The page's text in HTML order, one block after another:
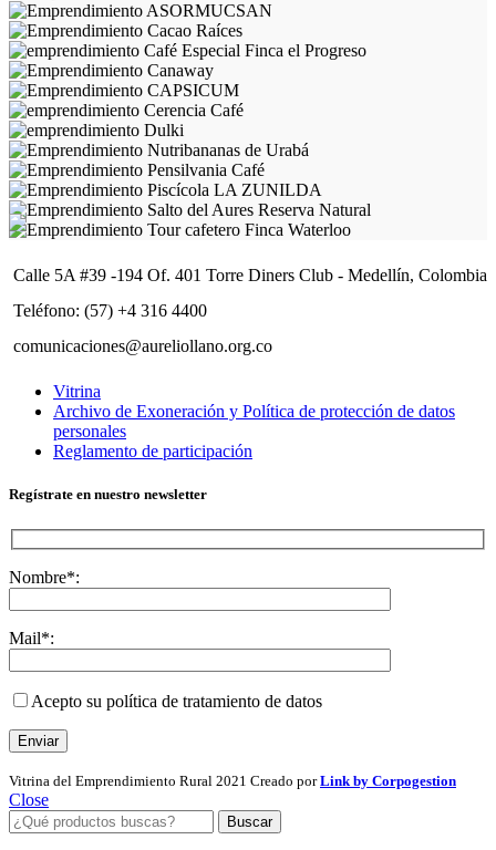
Calle 5A #39 -194 Of. 401 Torre Diners Club - Medellín, Colombia
Teléfono: (57) +4 316 4400
comunicaciones@aureliollano.org.co
Vitrina
Archivo de Exoneración y Política de protección de datos
personales
Reglamento de participación
Regístrate en nuestro newsletter
Nombre*:
Mail*:
Acepto su política de tratamiento de datos
Vitrina del Emprendimiento Rural 2021 Creado porLink by Corpogestion
Close
Buscar